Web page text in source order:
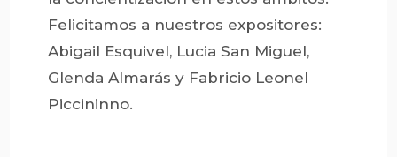
Felicitamos a nuestros expositores:
Abigail Esquivel, Lucia San Miguel,
Glenda Almarás y Fabricio Leonel
Piccininno.